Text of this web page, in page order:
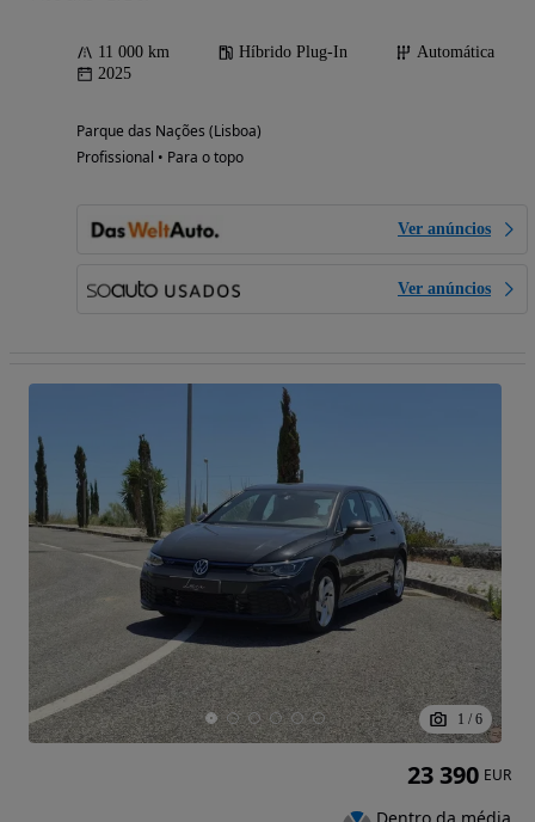
11 000 km Híbrido Plug-In
Automática
2025
Parque das Nações (Lisboa)
Profissional • Para o topo
Ver anúncios
Ver anúncios
1 / 6
23 390 EUR